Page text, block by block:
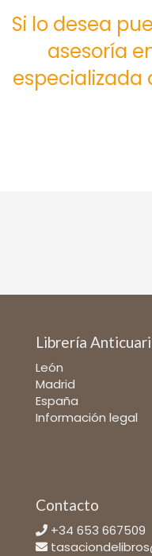
Si lo desea
asesoría
especializada
Librería
León
Madrid
España
Información legal
Contacto
+34 653 667509